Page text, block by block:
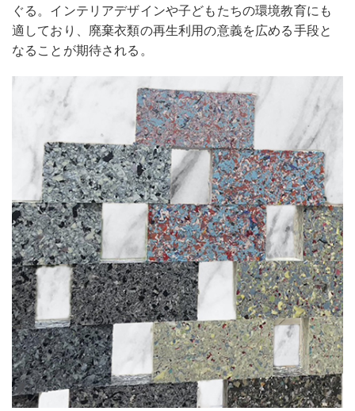
ぐる。インテリアデザインや子どもたちの環境教育にも
適しており、廃棄衣類の再生利用の意義を広める手段と
なることが期待される。